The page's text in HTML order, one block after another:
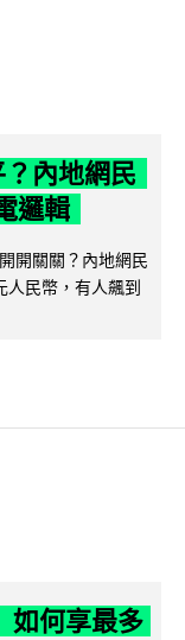
內地網民
邏輯
開關關？內地網民
人民幣，有人飆到
如何享最多